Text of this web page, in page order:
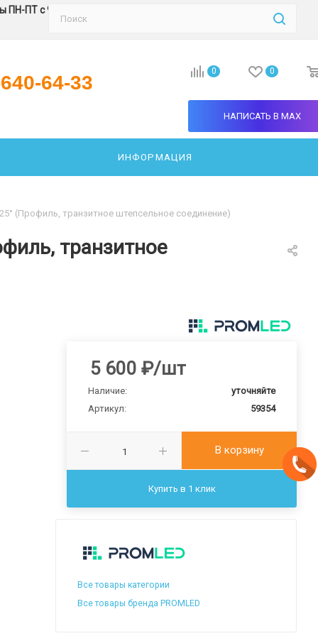
ПН-ПТ с 9:30 до 18:00
64-33
СВЕТИЛЬНИК
0 0
НАПИСАТЬ В MAX
ИНФОРМАЦИЯ
транзитное
(Профиль, транзитное штепсельное соединение)
5 600 ₽/шт
Наличие:
уточняйте
Артикул:
59354
В корзину
Купить в 1 клик
Все товары категории
Все товары бренда PROMLED